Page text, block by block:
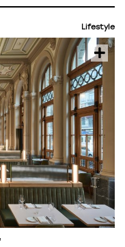
Lifestyle